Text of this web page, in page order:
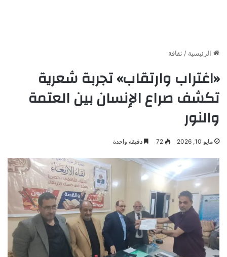
الرئيسية /ثقافة
«اغتراب وارتقاب» تجربة شعرية
تكشف صراع الإنسان بين العتمة
والنور
مايو 10, 2026 72 دقيقة واحدة